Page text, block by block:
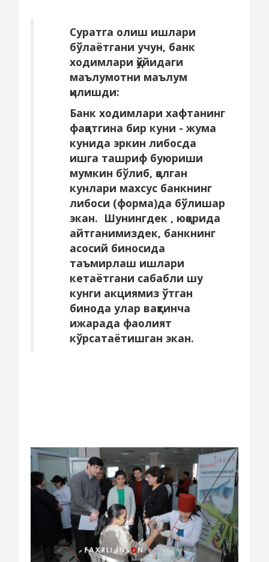
Суратга олиш ишлари
бўлаётгани учун, банк
ходимлари қўйидаги
маълумотни маълум
қилишди:
Банк ходимлари хафтанинг
фақатгина бир куни - жума
кунида эркин либосда
ишга ташриф буюриши
мумкин бўлиб, қолган
кунлари махсус банкнинг
либоси (форма)да бўлишар
экан. Шунингдек , юқорида
айтганимиздек, банкнинг
асосий биносида
таъмирлаш ишлари
кетаётгани сабабли шу
кунги акциямиз ўтган
бинода улар вақтинча
ижарада фаолият
кўрсатаётишган экан.